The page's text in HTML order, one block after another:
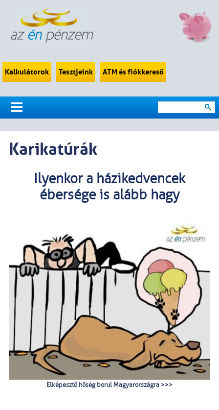
Kalkulátorok Tesztjeink ATM és fiókkereső
Karikatúrák
Ilyenkor a házikedvencek
ébersége is alább hagy
Elképesztő hőség borul Magyarországra >>>